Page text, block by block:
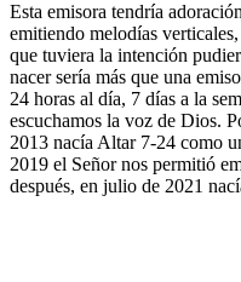
Esta emisora tendría
emitiendo melodías
que tuviera la intención
nacer sería más que una
24 horas al día, 7 días a la
escuchamos la voz de Dios.
2013 nacía Altar 7-24 como
2019 el Señor nos permitió
después, en julio de 2021